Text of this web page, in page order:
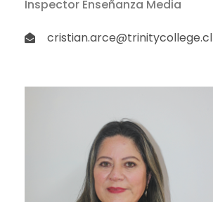
Inspector Enseñanza Media
cristian.arce@trinitycollege.cl